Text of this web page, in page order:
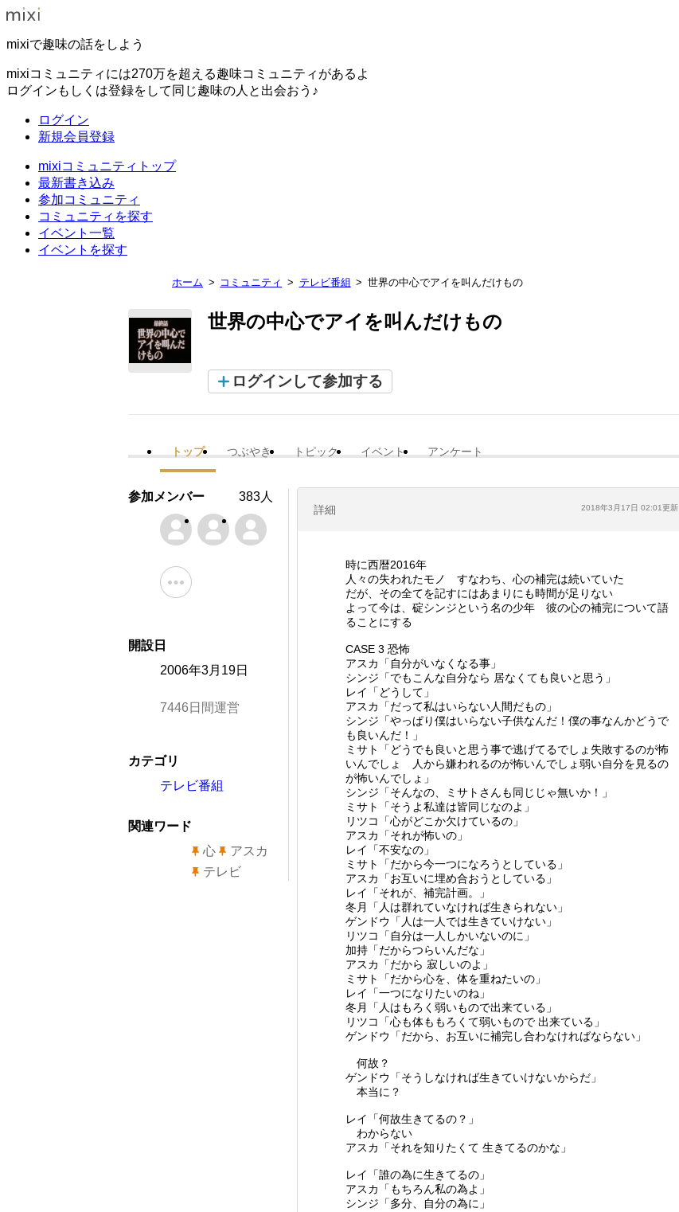
mixiで趣味の話をしよう
mixiコミュニティには270万を超える趣味コミュニティがあるよ
ログインもしくは登録をして同じ趣味の人と出会おう♪
ログイン
新規会員登録
mixiコミュニティトップ
最新書き込み
参加コミュニティ
コミュニティを探す
イベント一覧
イベントを探す
ホーム コミュニティ テレビ番組 世界の中心でアイを叫んだけもの
世界の中心でアイを叫んだけもの
ログインして参加する
トップ つぶやき トピック イベント アンケート
詳細 2018年3月17日 02:01更新
時に西暦2016年
人々の失われたモノ すなわち、心の補完は続いていた
だが、その全てを記すにはあまりにも時間が足りない
よって今は、碇シンジという名の少年 彼の心の補完について語
ることにする
CASE 3 恐怖
アスカ「自分がいなくなる事」
シンジ「でもこんな自分なら 居なくても良いと思う」
レイ「どうして」
アスカ「だって私はいらない人間だもの」
シンジ「やっぱり僕はいらない子供なんだ！僕の事なんかどうで
も良いんだ！」
ミサト「どうでも良いと思う事で逃げてるでしょ失敗するのが怖
いんでしょ 人から嫌われるのが怖いんでしょ弱い自分を見るの
が怖いんでしょ」
シンジ「そんなの、ミサトさんも同じじゃ無いか！」
ミサト「そうよ私達は皆同じなのよ」
リツコ「心がどこか欠けているの」
アスカ「それが怖いの」
レイ「不安なの」
ミサト「だから今一つになろうとしている」
アスカ「お互いに埋め合おうとしている」
レイ「それが、補完計画。」
冬月「人は群れていなければ生きられない」
ゲンドウ「人は一人では生きていけない」
リツコ「自分は一人しかいないのに」
加持「だからつらいんだな」
アスカ「だから 寂しいのよ」
ミサト「だから心を、体を重ねたいの」
レイ「一つになりたいのね」
冬月「人はもろく弱いもので出来ている」
リツコ「心も体ももろくて弱いもので 出来ている」
ゲンドウ「だから、お互いに補完し合わなければならない」
何故？
ゲンドウ「そうしなければ生きていけないからだ」
本当に？
レイ「何故生きてるの？」
わからない
アスカ「それを知りたくて 生きてるのかな」
レイ「誰の為に生きてるの」
アスカ「もちろん私の為よ」
シンジ「多分、自分の為に」
参加メンバー 383人
開設日
2006年3月19日
7446日間運営
カテゴリ
テレビ番組
関連ワード
心
アスカ
テレビ